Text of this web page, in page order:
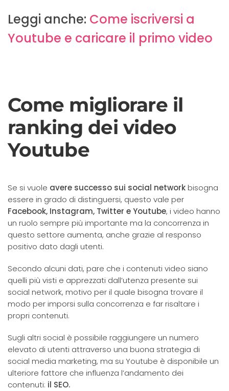
Leggi anche: Come iscriversi a
Youtube e caricare il primo video
Come migliorare il
ranking dei video
Youtube
Se si vuole avere successo sui social networkbisogna
essere in grado di distinguersi, questo vale per
Facebook, Instagram, Twitter e Youtube, i video hanno
un ruolo sempre più importante ma la concorrenza in
questo settore aumenta, anche grazie al responso
positivo dato dagli utenti.
Secondo alcuni dati, pare che i contenuti video siano
quelli più visti e apprezzati dall’utenza presente sui
social network, motivo per il quale bisogna trovare il
modo per imporsi sulla concorrenza e far risaltare i
propri contenuti.
Sugli altri social è possibile raggiungere un numero
elevato di utenti attraverso una buona strategia di
social media marketing, ma su Youtube è disponibile un
ulteriore fattore che influenza l’andamento dei
contenuti: il SEO.